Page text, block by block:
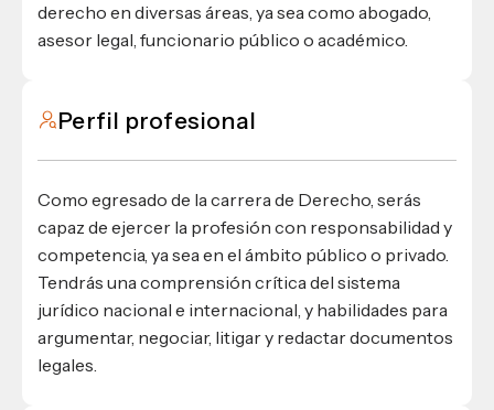
derecho en diversas áreas, ya sea como abogado,
asesor legal, funcionario público o académico.
Perfil profesional
Como egresado de la carrera de Derecho, serás
capaz de ejercer la profesión con responsabilidad y
competencia, ya sea en el ámbito público o privado.
Tendrás una comprensión crítica del sistema
jurídico nacional e internacional, y habilidades para
argumentar, negociar, litigar y redactar documentos
legales.